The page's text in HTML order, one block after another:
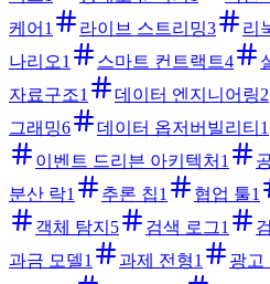
케어 1 라이브 스트리밍3 리
나리오1 스마트 컨트랙트4
자료구조1 데이터 엔지니어링2
그래밍6 데이터 옵저버빌리티 1
이벤트 드리븐 아키텍처 1
분산 락1 추론 칩1 협업 툴1
객체 탐지 5 검색 로그1
과금 모델1 과제 전형1 광고